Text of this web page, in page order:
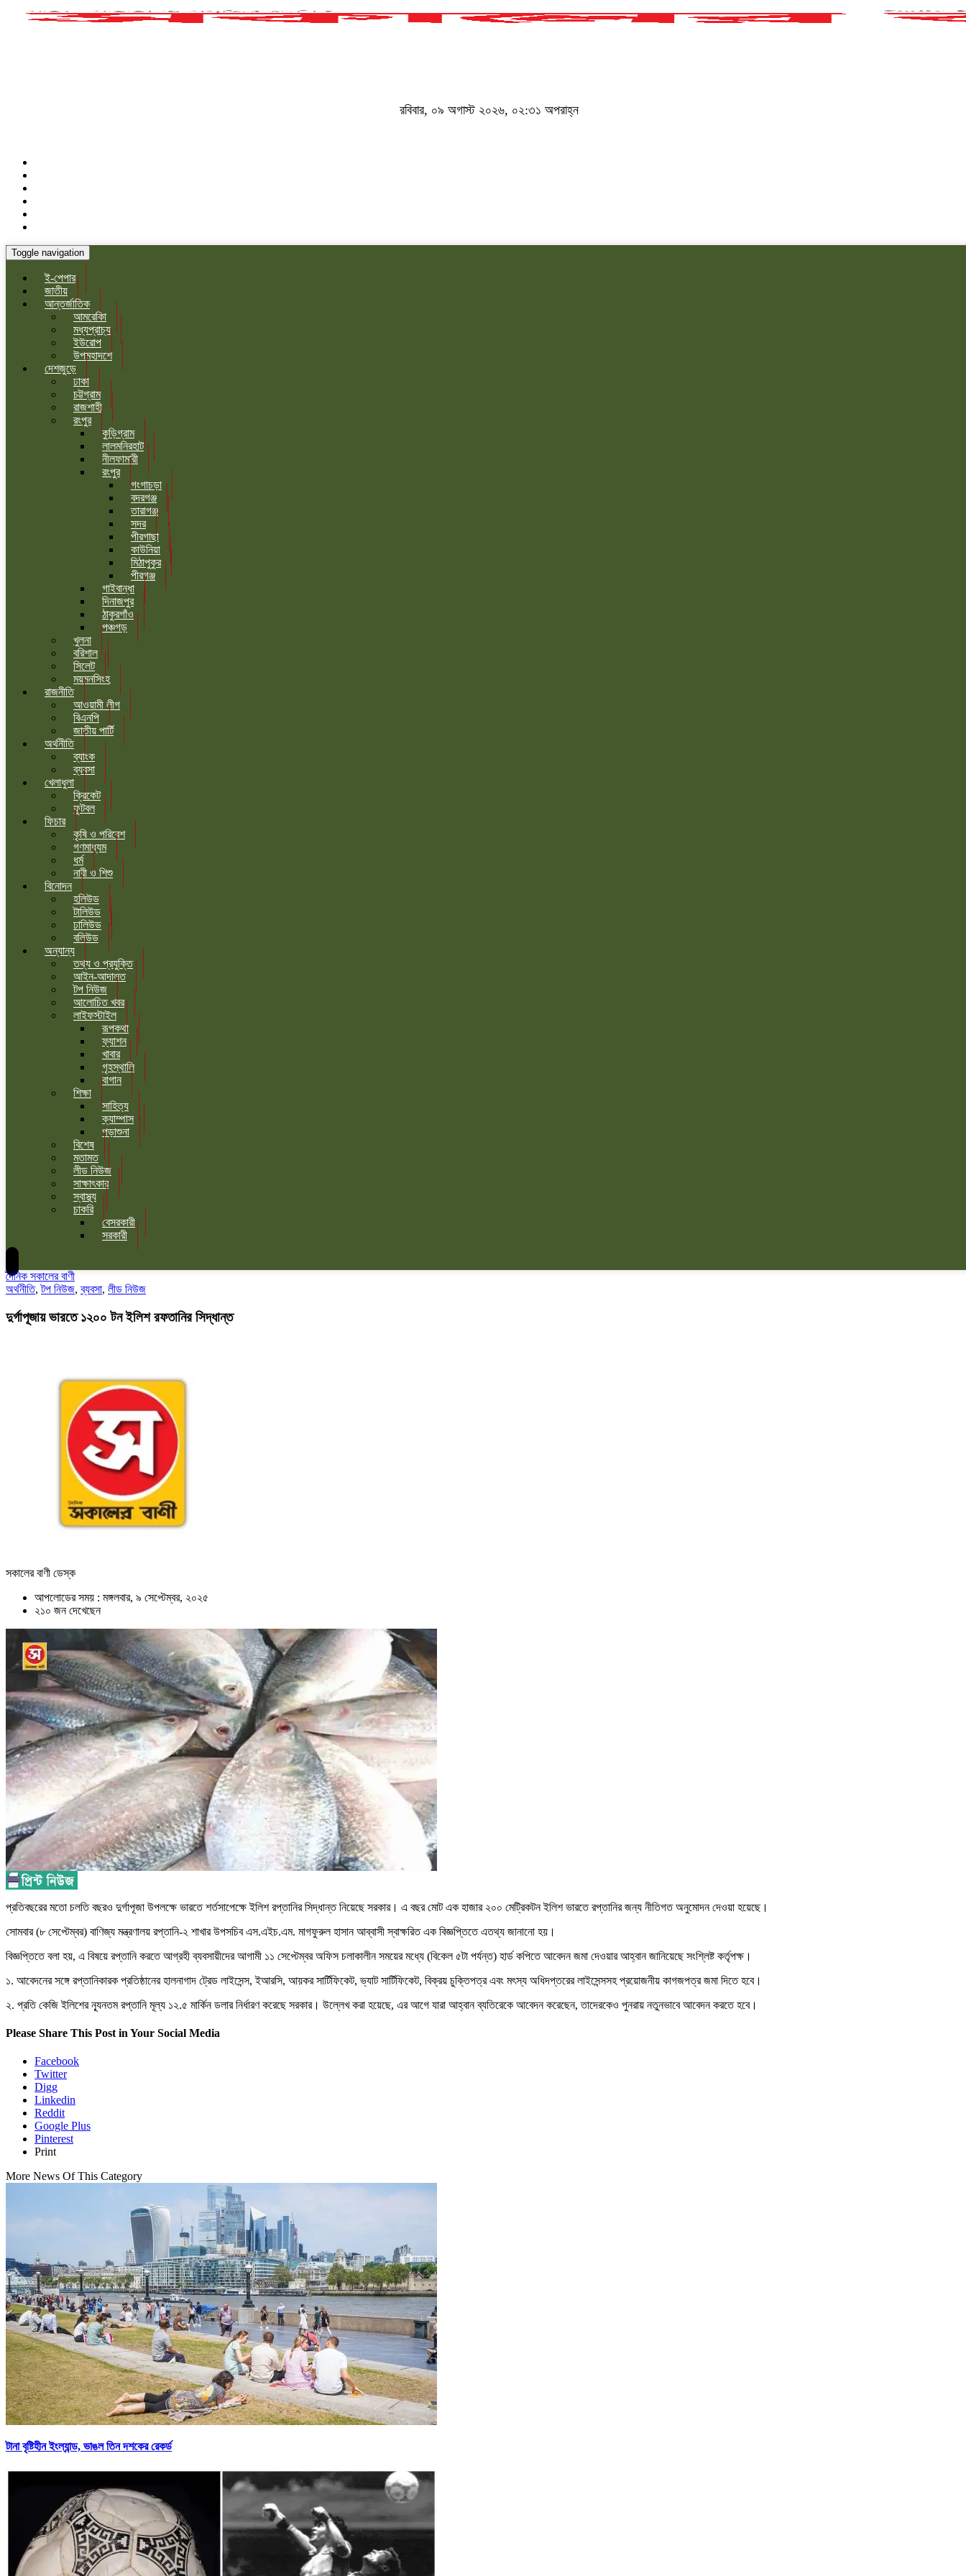
রবিবার, ০৯ অগাস্ট ২০২৬, ০২:৩১ অপরাহ্ন
Toggle navigation
ই-পেপার
জাতীয়
আন্তর্জাতিক
আমরেকিা
মধ্যপ্রাচ্য
ইউরোপ
উপমহাদশে
দেশজুড়ে
ঢাকা
চট্টগ্রাম
রাজশাহী
রংপুর
কুড়িগ্রাম
লালমনিরহাট
নীলফামারী
রংপুর
গংগাচড়া
বদরগঞ্জ
তারাগঞ্জ
সদর
পীরগাছা
কাউনিয়া
মিঠাপুকুর
পীরগঞ্জ
গাইবান্ধা
দিনাজপুর
ঠাকুরগাঁও
পঞ্চগড়
খুলনা
বরিশাল
সিলেট
ময়মনসিংহ
রাজনীতি
আওয়ামী লীগ
বিএনপি
জাতীয় পার্টি
অর্থনীতি
ব্যাংক
ব্যবসা
খেলাধুলা
ক্রিকেট
ফুটবল
ফিচার
কৃষি ও পরিবেশ
গণমাধ্যম
ধর্ম
নারী ও শিশু
বিনোদন
হলিউড
টালিউড
ঢালিউড
বলিউড
অন্যান্য
তথ্য ও প্রযুক্তি
আইন-আদালত
টপ নিউজ
আলোচিত খবর
লাইফস্টাইল
রূপকথা
ফ্যাশন
খাবার
গৃহস্থালি
বাগান
শিক্ষা
সাহিত্য
ক্যাম্পাস
পড়াশুনা
বিশেষ
মতামত
লীড নিউজ
সাক্ষাৎকার
স্বাস্থ্য
চাকরি
বেসরকারী
সরকারী
দৈনিক সকালের বাণী
অর্থনীতি,টপ নিউজ,ব্যবসা, লীড নিউজ
দুর্গাপূজায় ভারতে ১২০০ টন ইলিশ রফতানির সিদ্ধান্ত
সকালের বাণী ডেস্ক
আপলোডের সময় : মঙ্গলবার, ৯ সেপ্টেম্বর, ২০২৫
২১০ জন দেখেছেন
প্রতিবছরের মতো চলতি বছরও দুর্গাপূজা উপলক্ষে ভারতে শর্তসাপেক্ষে ইলিশ রপ্তানির সিদ্ধান্ত নিয়েছে সরকার। এ বছর মোট এক হাজার ২০০ মেট্রিকটন ইলিশ ভারতে রপ্তানির জন্য নীতিগত অনুমোদন দেওয়া হয়েছে।
সোমবার (৮ সেপ্টেম্বর) বাণিজ্য মন্ত্রণালয় রপ্তানি-২ শাখার উপসচিব এস.এইচ.এম. মাগফুরুল হাসান আব্বাসী স্বাক্ষরিত এক বিজ্ঞপ্তিতে এতথ্য জানানো হয়।
বিজ্ঞপ্তিতে বলা হয়, এ বিষয়ে রপ্তানি করতে আগ্রহী ব্যবসায়ীদের আগামী ১১ সেপ্টেম্বর অফিস চলাকালীন সময়ের মধ্যে (বিকেল ৫টা পর্যন্ত) হার্ড কপিতে আবেদন জমা দেওয়ার আহ্বান জানিয়েছে সংশ্লিষ্ট কর্তৃপক্ষ।
১. আবেদনের সঙ্গে রপ্তানিকারক প্রতিষ্ঠানের হালনাগাদ ট্রেড লাইসেন্স, ইআরসি, আয়কর সার্টিফিকেট, ভ্যাট সার্টিফিকেট, বিক্রয় চুক্তিপত্র এবং মৎস্য অধিদপ্তরের লাইসেন্সসহ প্রয়োজনীয় কাগজপত্র জমা দিতে হবে।
২. প্রতি কেজি ইলিশের ন্যূনতম রপ্তানি মূল্য ১২.৫ মার্কিন ডলার নির্ধারণ করেছে সরকার। উল্লেখ করা হয়েছে, এর আগে যারা আহ্বান ব্যতিরেকে আবেদন করেছেন, তাদেরকেও পুনরায় নতুনভাবে আবেদন করতে হবে।
Please Share This Post in Your Social Media
Facebook
Twitter
Digg
Linkedin
Reddit
Google Plus
Pinterest
Print
More News Of This Category
টানা বৃষ্টিহীন ইংল্যান্ড, ভাঙল তিন দশকের রেকর্ড